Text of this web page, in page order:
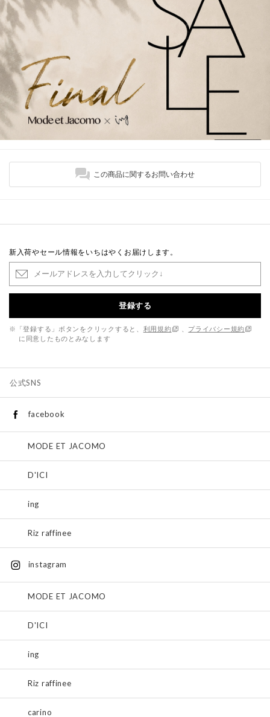
この商品に関するお問い合わせ
新入荷やセール情報をいちはやくお届けします。
登録する
※「登録する」ボタンをクリックすると、 利用規約
プライバシー規約
に同意したものとみなします
公式SNS
facebook
MODE ET JACOMO
D'ICI
ing
Riz raffinee
instagram
MODE ET JACOMO
D'ICI
ing
Riz raffinee
carino